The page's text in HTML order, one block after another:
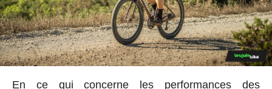
En ce qui concerne les performances des